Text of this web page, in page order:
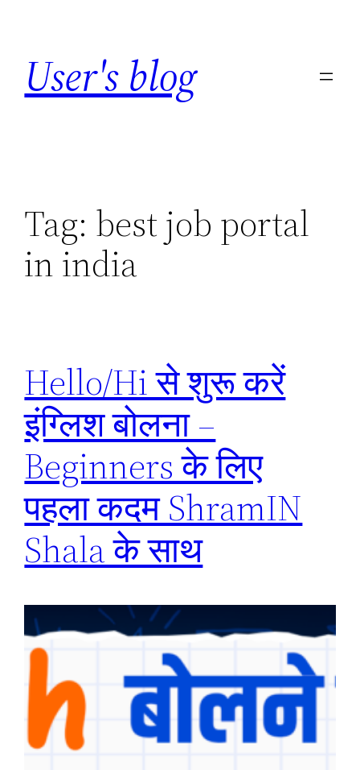
content
User's blog
Tag: best job portal
in india
Hello/Hi से शुरू करें
इंग्लिश बोलना –
Beginners के लिए
पहला कदम ShramIN
Shala के साथ